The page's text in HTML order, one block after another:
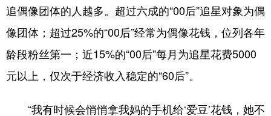
追偶像团体的人越多。超过六成的“00后”追星对象为偶
像团体；超过25%的“00后”经常为偶像花钱，位列各年
龄段粉丝第一；近15%的“00后”每月为追星花费5000
元以上，仅次于经济收入稳定的“60后”。
“我有时候会悄悄拿我妈的手机给‘爱豆’花钱，她不